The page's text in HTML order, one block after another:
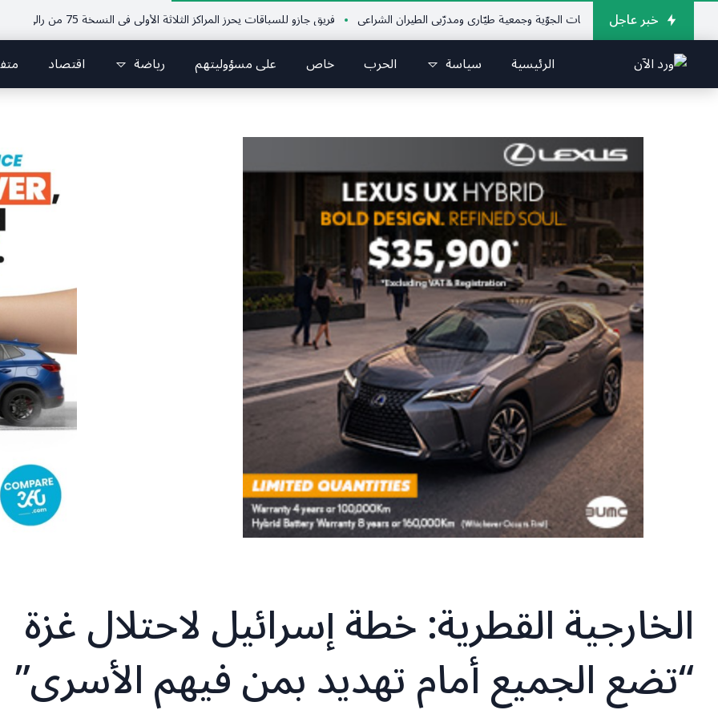
خبر عاجل
الإتحاد اللبناني للرياضات الجوّية وجمعية طيّاري ومدرّبي الطيران الشراعي فريق جازو للسباقات يحرز المراكز الثلاثة الأولى في النسخة 75 من رالي فنلندا
الرئيسية سياسة الحرب خاص على مسؤوليتهم رياضة اقتصاد
الخارجية القطرية: خطة إسرائيل لاحتلال غزة
“تضع الجميع أمام تهديد بمن فيهم الأسرى”